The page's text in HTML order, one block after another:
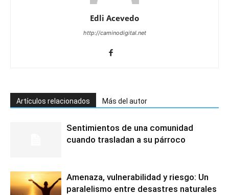
Edli Acevedo
http://caminodigital.net
Artículos relacionados Más del autor
Sentimientos de una comunidad
cuando trasladan a su párroco
Amenaza, vulnerabilidad y riesgo: Un
paralelismo entre desastres naturales